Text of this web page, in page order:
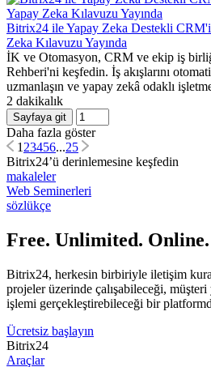
Bitrix24 ile Yapay Zeka Destekli
Zeka Kılavuzu Yayında
İK ve Otomasyon, CRM ve ekip iş
Rehberi'ni keşfedin. İş akışlarını
uzmanlaşın ve yapay zekâ odaklı
2 dakikalık
Sayfaya git
Daha fazla göster
1 23456...25
Bitrix24’ü derinlemesine keşfedin
makaleler
Web Seminerleri
sözlükçe
Free. Unlimited. Online.
Bitrix24, herkesin birbiriyle iletişim
projeler üzerinde çalışabileceği,
işlemi gerçekleştirebileceği bir
Ücretsiz başlayın
Bitrix24
Araçlar